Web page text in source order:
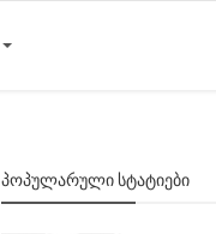
ᲞᲝᲞᲣᲚᲐᲠᲣᲚᲘ ᲡᲢᲐᲢᲘᲔᲑᲘ